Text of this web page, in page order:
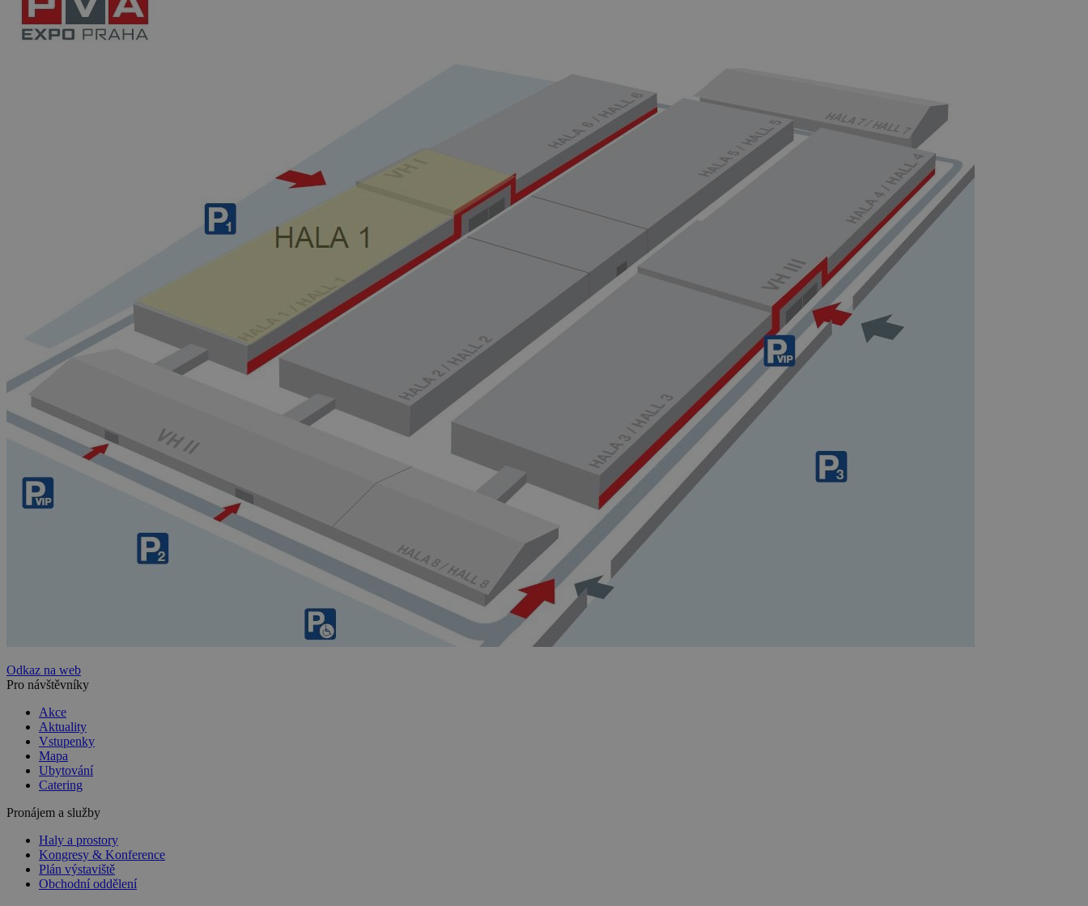
Odkaz na web
Pro návštěvníky
Akce
Aktuality
Vstupenky
Mapa
Ubytování
Catering
Pronájem a služby
Haly a prostory
Kongresy & Konference
Plán výstaviště
Obchodní oddělení